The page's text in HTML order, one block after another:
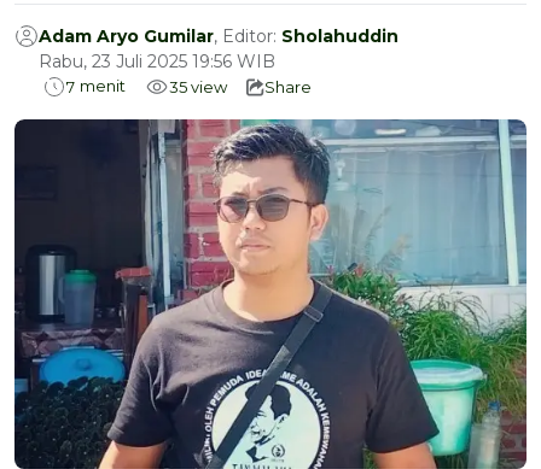
Adam Aryo Gumilar, Editor: Sholahuddin
Rabu, 23 Juli 2025 19:56 WIB
7 menit 35view Share